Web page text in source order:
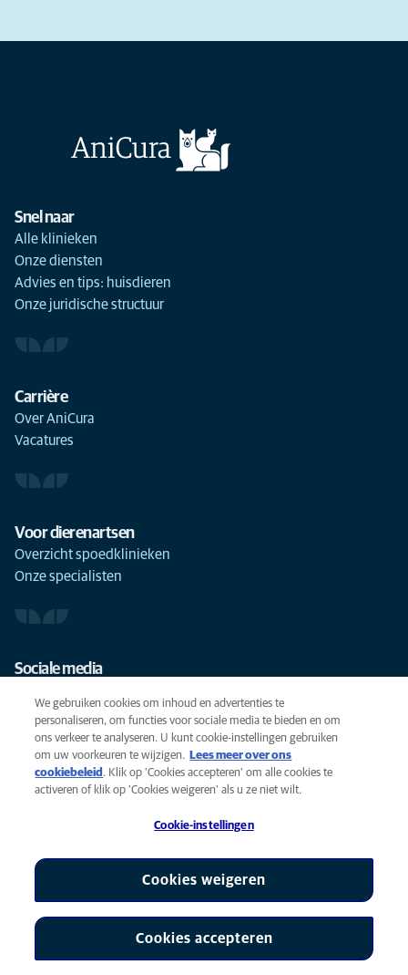
Snel naar
Alle klinieken
Onze diensten
Advies en tips: huisdieren
Onze juridische structuur
Carrière
Over AniCura
Vacatures
Voor dierenartsen
Overzicht spoedklinieken
Onze specialisten
Sociale media
Cookies
Privacyverklaring
Global Human Rights
AniCura is een partner van Mars, Inc © 2026
Cookie-instellingen
We gebruiken cookies om inhoud en advertenties te
personaliseren, om functies voor sociale media te bieden en om
ons verkeer te analyseren. U kunt cookie-instellingen gebruiken
om uw voorkeuren te wijzigen.
Lees meer over ons
cookiebeleid (opens in a new tab)
. Klik op 'Cookies accepteren' om alle cookies te
activeren of klik op 'Cookies weigeren' als u ze niet wilt.
Cookie-instellingen
Cookies weigeren
Cookies accepteren